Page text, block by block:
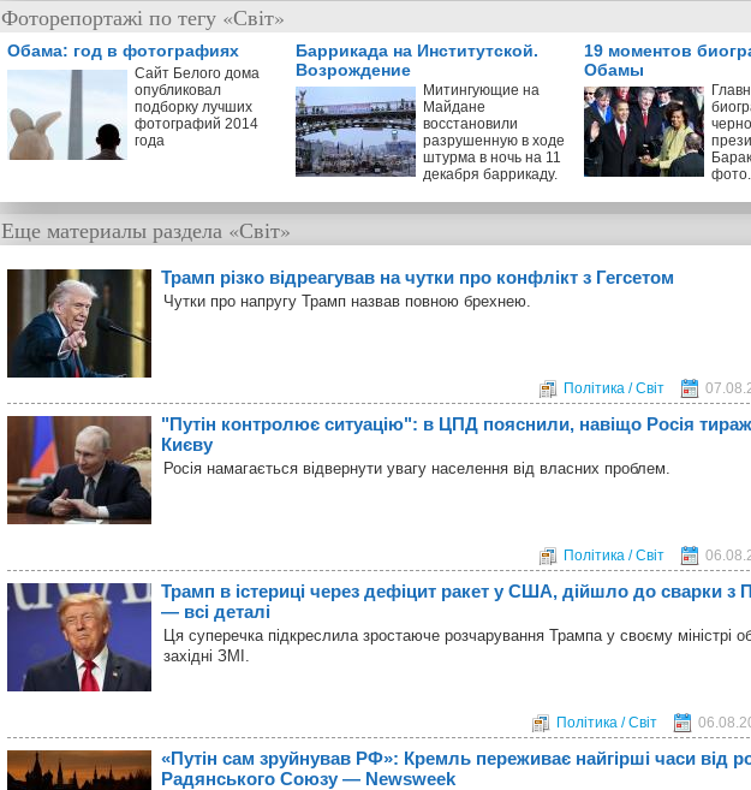
Фоторепортажі по тегу «Світ»
Обама: год в фотографиях
Cайт Белого дома
опубликовал
подборку лучших
фотографий 2014
года
Баррикада на Институтской.
Возрождение
Митингующие на
Майдане
восстановили
разрушенную в ходе
штурма в ночь на 11
декабря баррикаду.
19 моментов
Обамы
фото.
Еще материалы раздела «Світ»
Трамп різко відреагував на чутки про конфлікт з Гегсетом
Чутки про напругу Трамп назвав повною брехнею.
Політика / Світ
"Путін контролює ситуацію": в ЦПД пояснили, навіщо Росія
Києву
Росія намагається відвернути увагу населення від власних проблем.
Політика / Світ
Трамп в істериці через дефіцит ракет у США, дійшло до сварки з
— всі деталі
Ця суперечка підкреслила зростаюче розчарування Трампа у своєму міністрі
західні ЗМІ.
Політика / Світ
«Путін сам зруйнував РФ»: Кремль переживає найгірші часи від
Радянського Союзу — Newsweek